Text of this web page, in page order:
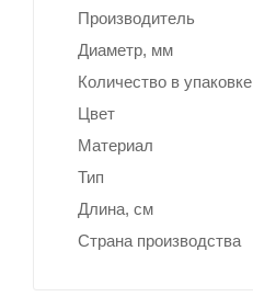
Производитель
Диаметр, мм
Количество в упаковке
Цвет
Материал
Тип
Длина, cм
Страна производства